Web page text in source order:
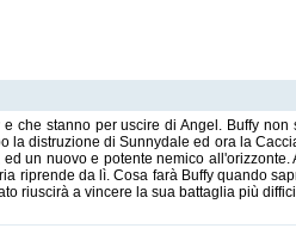
che stanno per uscire di Angel. Buffy non
la distruzione di Sunnydale ed ora la
un nuovo e potente nemico all'orizzonte.
riprende da lì. Cosa farà Buffy quando
riuscirà a vincere la sua battaglia più